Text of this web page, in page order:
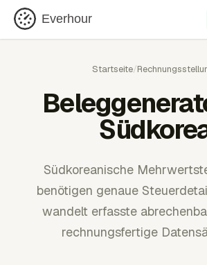
Everhour
Startseite/
Südkoreanische
benötigen genaue
wandelt erfasste
rechnungsfertige